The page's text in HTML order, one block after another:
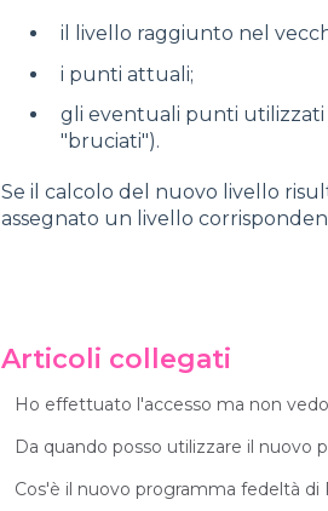
il livello raggiunto nel
i punti attuali;
gli eventuali punti
"bruciati").
Se il calcolo del nuovo livello
assegnato un livello
Articoli collegati
Ho effettuato l'accesso ma non
Da quando posso utilizzare il nuovo
Cos'è il nuovo programma fedeltà di